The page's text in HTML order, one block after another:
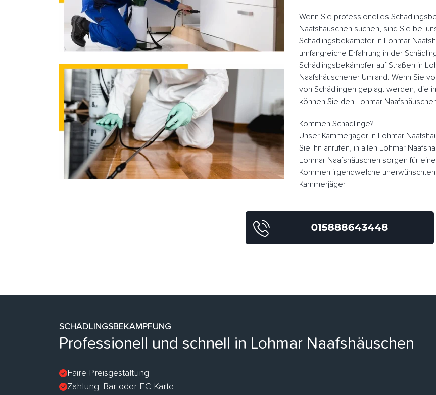
Wenn Sie professionelles
Naafshäuschen suchen, sind Sie bei
Schädlingsbekämpfer in Lohmar
umfangreiche Erfahrung in der
Schädlingsbekämpfer auf Straßen in
Naafshäuschener Umland. Wenn Sie
von Schädlingen geplagt werden, die
können Sie den Lohmar
Kommen Schädlinge?
Unser Kammerjäger in Lohmar
Sie ihn anrufen, in allen Lohmar
Lohmar Naafshäuschen sorgen für
Kommen irgendwelche
Kammerjäger
SCHÄDLINGSBEKÄMPFUNG
Professionell und schnell in Lohmar Naafshäuschen
Faire Preisgestaltung
Zahlung: Bar oder EC-Karte